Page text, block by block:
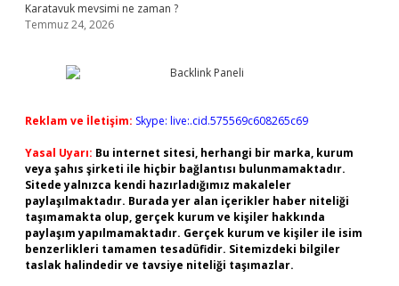
Karatavuk mevsimi ne zaman ?
Temmuz 24, 2026
Reklam ve İletişim: Skype: live:.cid.575569c608265c69
Yasal Uyarı: Bu internet sitesi, herhangi bir marka, kurum
veya şahıs şirketi ile hiçbir bağlantısı bulunmamaktadır.
Sitede yalnızca kendi hazırladığımız makaleler
paylaşılmaktadır. Burada yer alan içerikler haber niteliği
taşımamakta olup, gerçek kurum ve kişiler hakkında
paylaşım yapılmamaktadır. Gerçek kurum ve kişiler ile isim
benzerlikleri tamamen tesadüfidir. Sitemizdeki bilgiler
taslak halindedir ve tavsiye niteliği taşımazlar.